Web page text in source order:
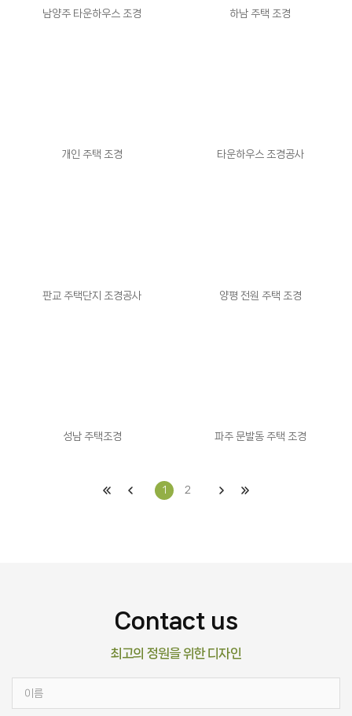
남양주 타운하우스 조경 하남 주택 조경
개인 주택 조경 타운하우스 조경공사
판교 주택단지 조경공사 양평 전원 주택 조경
성남 주택조경 파주 문발동 주택 조경
1 2
Contact us
최고의 정원을 위한 디자인